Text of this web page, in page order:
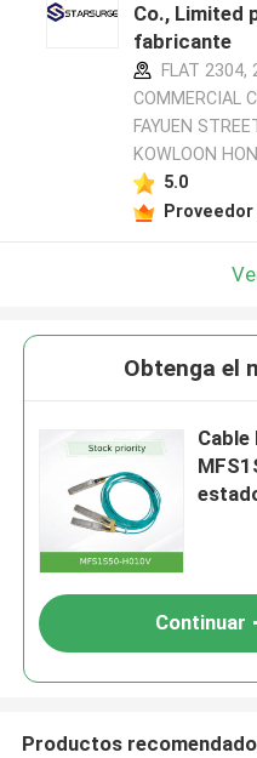
Co., Limited
fabricante
FLAT 2304,
COMMERCIAL
FAYUEN
KOWLOON
5.0
Obtenga el
Cable
Continuar
Productos